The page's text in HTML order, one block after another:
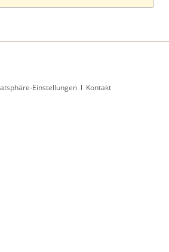
Einstellungen Kontakt